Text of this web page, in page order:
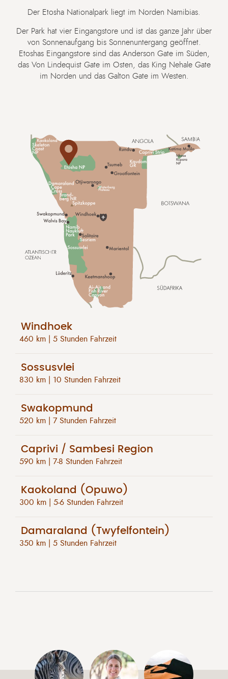
Der Etosha Nationalpark liegt im Norden Namibias.
Der Park hat vier Eingangstore und ist das ganze Jahr über
von Sonnenaufgang bis Sonnenuntergang geöffnet.
Etoshas Eingangstore sind das Anderson Gate im Süden,
das Von Lindequist Gate im Osten, das King Nehale Gate
im Norden und das Galton Gate im Westen.
Windhoek
460 km | 5 Stunden Fahrzeit
Sossusvlei
830 km | 10 Stunden Fahrzeit
Swakopmund
520 km | 7 Stunden Fahrzeit
Caprivi / Sambesi Region
590 km | 7-8 Stunden Fahrzeit
Kaokoland (Opuwo)
300 km | 5-6 Stunden Fahrzeit
Damaraland (Twyfelfontein)
350 km | 5 Stunden Fahrzeit